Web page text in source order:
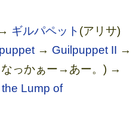
ギルパペット (アリサ)
→ Guilpuppet II →
っかぁー→あー。) →
the Lump of